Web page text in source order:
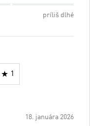
príliš dlhé
1
18. januára 2026